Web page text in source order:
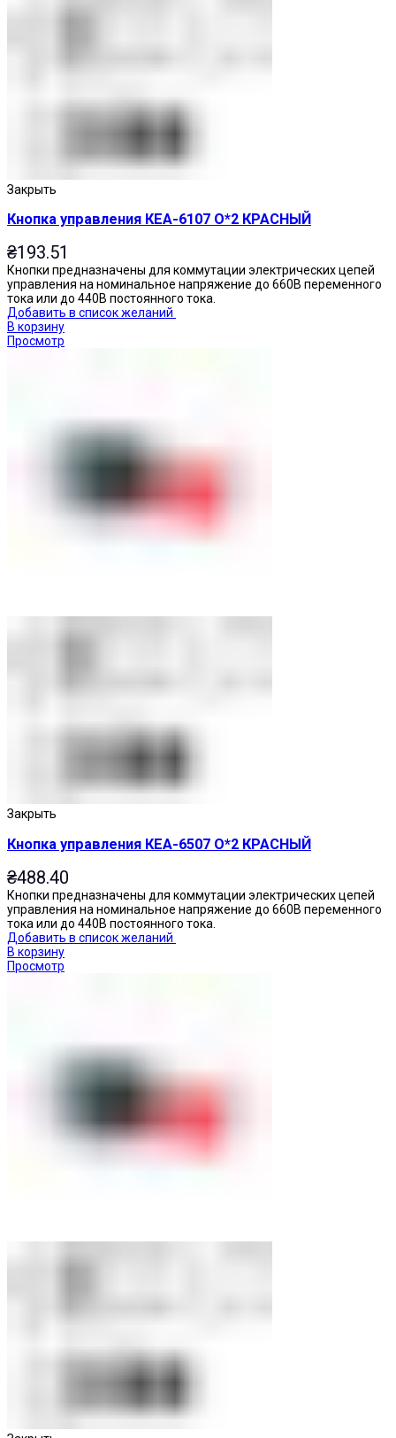
Закрыть
Кнопка управления КЕА-6107 О*2 КРАСНЫЙ
₴193.51
Кнопки предназначены для коммутации электрических цепей
управления на номинальное напряжение до 660В переменного
тока или до 440В постоянного тока.
Добавить в список желаний
В корзину
Просмотр
Закрыть
Кнопка управления КЕА-6507 О*2 КРАСНЫЙ
₴488.40
Кнопки предназначены для коммутации электрических цепей
управления на номинальное напряжение до 660В переменного
тока или до 440В постоянного тока.
Добавить в список желаний
В корзину
Просмотр